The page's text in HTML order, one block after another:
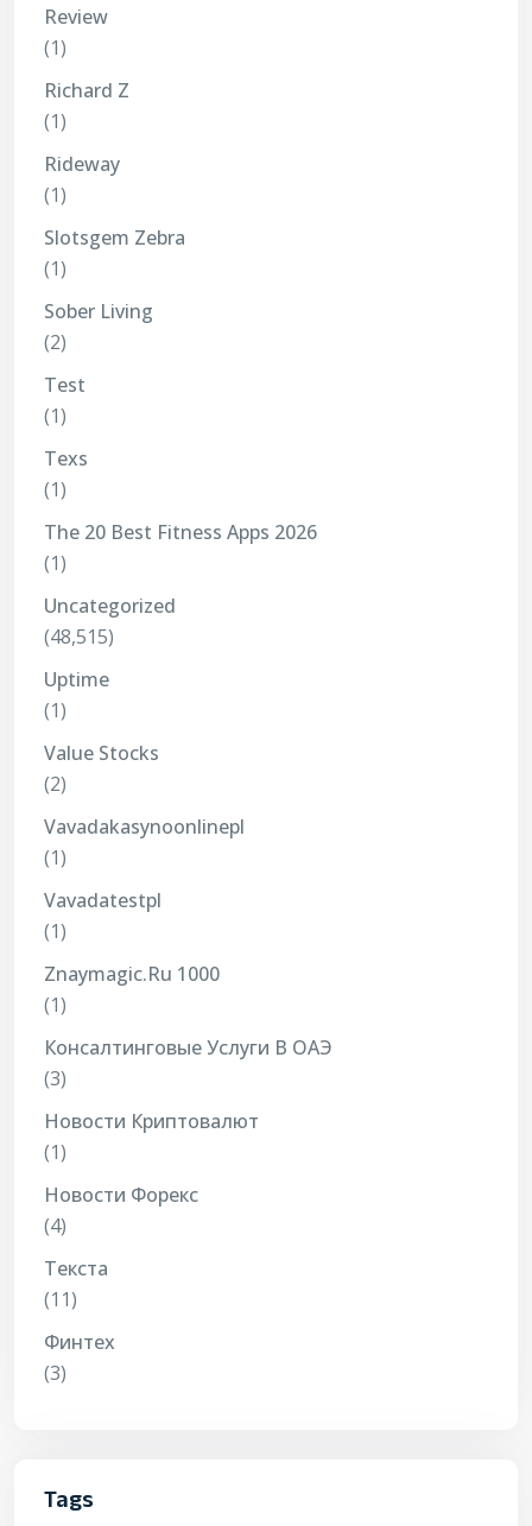
Review
(1)
Richard Z
(1)
Rideway
(1)
Slotsgem Zebra
(1)
Sober Living
(2)
Test
(1)
Texs
(1)
The 20 Best Fitness Apps 2026
(1)
Uncategorized
(48,515)
Uptime
(1)
Value Stocks
(2)
Vavadakasynoonlinepl
(1)
Vavadatestpl
(1)
Znaymagic.ru 1000
(1)
Консалтинговые Услуги В ОАЭ
(3)
Новости Криптовалют
(1)
Новости Форекс
(4)
Текста
(11)
Финтех
(3)
Tags